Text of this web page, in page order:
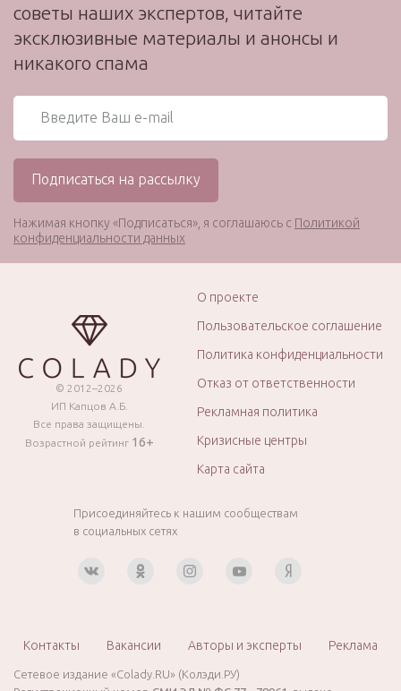
советы наших экспертов, читайте
эксклюзивные материалы и анонсы и
никакого спама
Нажимая кнопку «Подписаться», я соглашаюсь с Политикой
конфиденциальности данных
© 2012–2026
ИП Капцов А.Б.
Все права защищены.
Возрастной рейтинг 16+
О проекте
Пользовательское соглашение
Политика конфиденциальности
Отказ от ответственности
Рекламная политика
Кризисные центры
Карта сайта
Присоединяйтесь к нашим сообществам
в социальных сетях
Контакты Вакансии Авторы и эксперты Реклама
Сетевое издание «Colady.RU» (Колэди.РУ)